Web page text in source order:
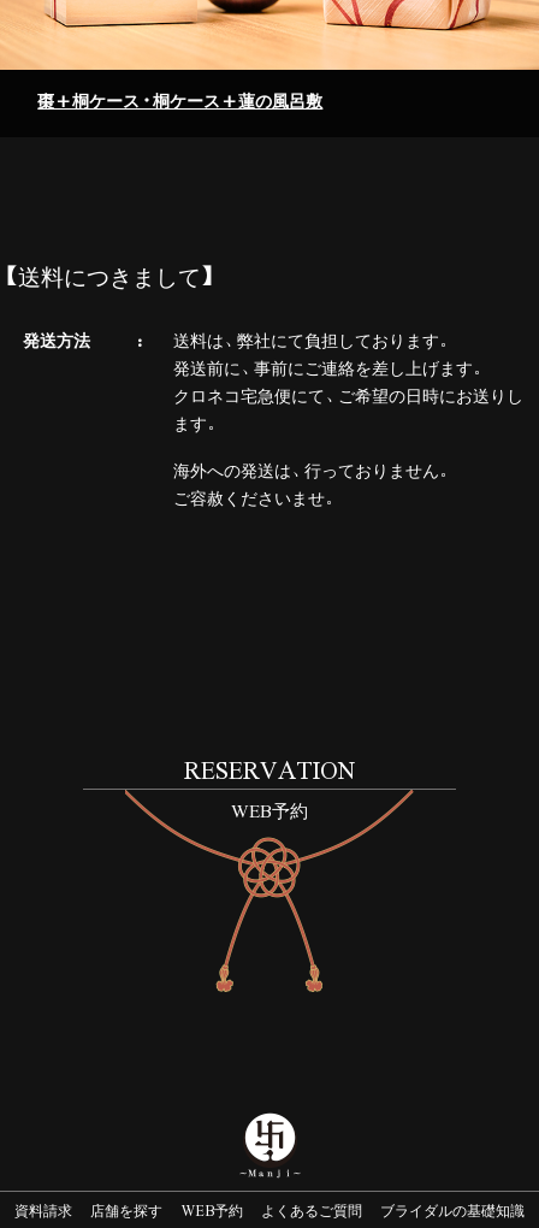
棗+桐ケース・桐ケース+蓮の風呂敷
【送料につきまして】
発送方法
送料は、弊社にて負担しております。
発送前に、事前にご連絡を差し上げます。
クロネコ宅急便にて、ご希望の日時にお送りし
ます。
海外への発送は、行っておりません。
ご容赦くださいませ。
RESERVATION
WEB予約
資料請求 店舗を探す WEB予約 よくあるご質問 ブライダルの基礎知識